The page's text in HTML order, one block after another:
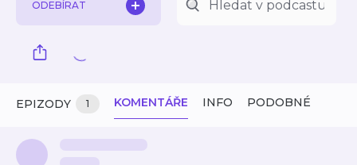
ODEBÍRAT
EPIZODY 1 KOMENTÁŘE INFO PODOBNÉ